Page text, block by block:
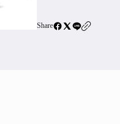
Share